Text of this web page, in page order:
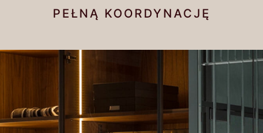
PEŁNĄ KOORDYNACJĘ